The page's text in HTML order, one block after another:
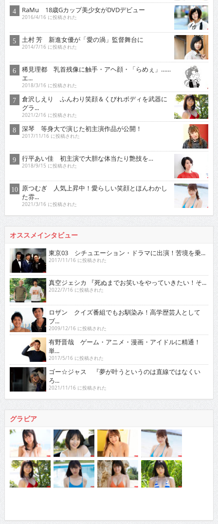
RaMu 18歳Gカップ美少女がDVDデビュー
2016/4/16 に投稿された
土村 芳 新進女優が「愛の渦」監督舞台に
2014/7/16 に投稿された
稀見理都 乳首残像に触手・アヘ顔・「らめぇ」……
エ...
2018/3/16 に投稿された
倉沢しえり ふんわり笑顔＆くびれボディを武器に
グラ...
2021/2/16 に投稿された
深琴 等身大で演じた初主演作品が公開！
2017/11/16 に投稿された
行平あい佳 初主演で大胆な体当たり艶技を…
2018/9/15 に投稿された
原つむぎ 人気上昇中！愛らしい笑顔とほんわかし
た雰...
2021/3/16 に投稿された
オススメインタビュー
東京03 シチュエーション・ドラマに出演！苦境を乗...
2017/11/16 に投稿された
真空ジェシカ 『死ぬまでお笑いをやっていきたい！そ...
2022/7/16 に投稿された
ロザン クイズ番組でもお馴染み！高学歴芸人として
ブ...
2009/12/16 に投稿された
有野晋哉 ゲーム・アニメ・漫画・アイドルに精通！
単...
2017/5/16 に投稿された
ゴー☆ジャス 『夢が叶うというのは直線ではなくい
ろ...
2021/11/16 に投稿された
グラビア